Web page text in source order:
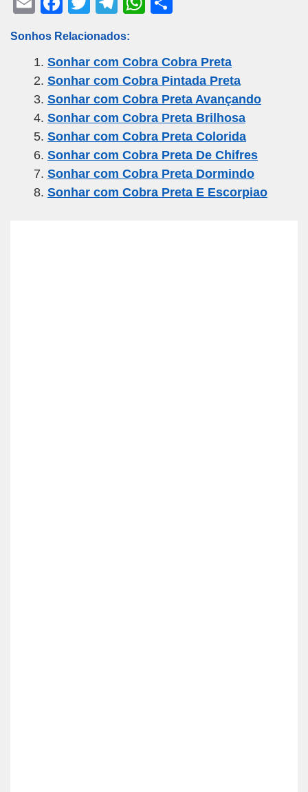
ail
a
c
e
b
o
o
k
tt
er
e
gr
a
m
s
A
p
p
e
Sonhos Relacionados:
Sonhar com Cobra Cobra Preta
Sonhar com Cobra Pintada Preta
Sonhar com Cobra Preta Avançando
Sonhar com Cobra Preta Brilhosa
Sonhar com Cobra Preta Colorida
Sonhar com Cobra Preta De Chifres
Sonhar com Cobra Preta Dormindo
Sonhar com Cobra Preta E Escorpiao